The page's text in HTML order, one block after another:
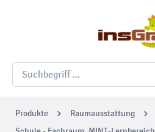
Produkte Raumausstattung